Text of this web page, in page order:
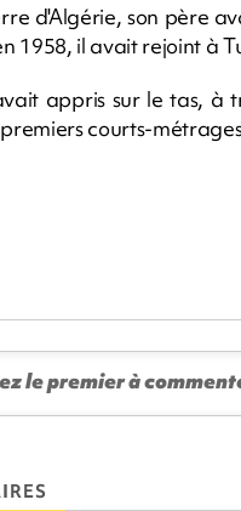
d'Algérie, son père
1958, il avait rejoint à
appris sur le tas, à
courts-